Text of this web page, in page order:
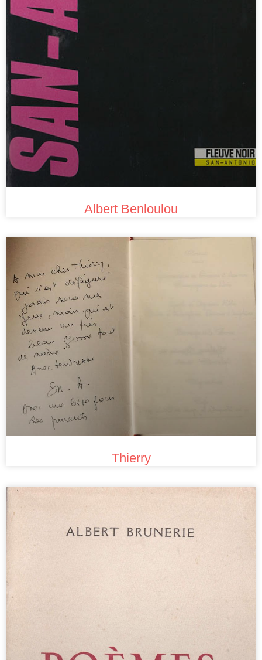
Albert Benloulou
Thierry